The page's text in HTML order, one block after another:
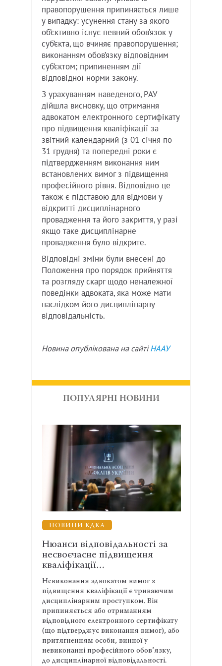
правопорушення припиняється лише
у випадку: усунення стану за якого
об’єктивно існує певний обов’язок у
суб’єкта, що вчиняє правопорушення;
виконанням обов’язку відповідним
суб’єктом; припиненням дії
відповідної норми закону.
З урахуванням наведеного, РАУ
дійшла висновку, що отримання
адвокатом електронного сертифікату
про підвищення кваліфікації за
звітний календарний (з 01 січня по
31 грудня) та попередні роки є
підтвердженням виконання ним
встановлених вимог з підвищення
професійного рівня. Відповідно це
також є підставою для відмови у
відкритті дисциплінарного
провадження та його закриття, у разі
якщо таке дисциплінарне
провадження було відкрите.
Відповідні зміни були внесені до
Положення про порядок прийняття
та розгляду скарг щодо неналежної
поведінки адвоката, яка може мати
наслідком його дисциплінарну
відповідальність.
Новина опублікована на сайтіНААУ
ПОПУЛЯРНІ НОВИНИ
за
є триваючим
сертифікату
вимог), або
обов’язку,
НОВИНИ КДКА
Відповідальність за несплату
внесків: що варто знати
адвокату
Адвокати мають сплатити щорічні
внески на забезпечення реалізації
адвокатського самоврядування до 31
січня поточного року. Несплата внеску
або порушення строків сплати є
порушенням ПАЕ та підставою для
притягнення до дисциплінарної
відповідальності.
13:52 Чт31.10.24